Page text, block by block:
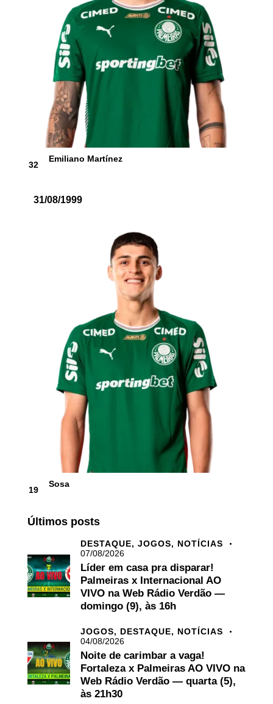
32
Emiliano Martínez
31/08/1999
19
Sosa
Últimos posts
DESTAQUE, JOGOS, NOTÍCIAS
07/08/2026
Líder em casa pra disparar!
Palmeiras x Internacional AO
VIVO na Web Rádio Verdão —
domingo (9), às 16h
JOGOS, DESTAQUE, NOTÍCIAS
04/08/2026
Noite de carimbar a vaga!
Fortaleza x Palmeiras AO VIVO na
Web Rádio Verdão — quarta (5),
às 21h30